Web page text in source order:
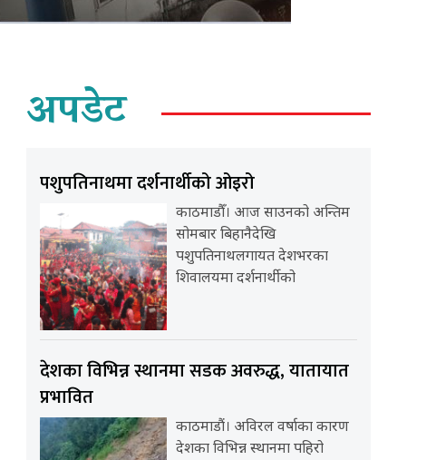
अपडेट
पशुपतिनाथमा दर्शनार्थीको ओइरो
काठमाडौँ। आज साउनको अन्तिम
सोमबार बिहानैदेखि
पशुपतिनाथलगायत देशभरका
शिवालयमा दर्शनार्थीको
देशका विभिन्न स्थानमा सडक अवरुद्ध, यातायात
प्रभावित
काठमाडौं। अविरल वर्षाका कारण
देशका विभिन्न स्थानमा पहिरो